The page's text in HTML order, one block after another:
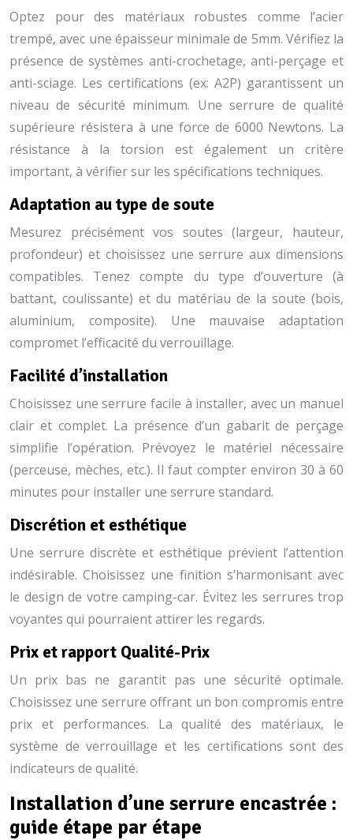
Optez pour des matériaux robustes comme l’acier
trempé, avec une épaisseur minimale de 5mm. Vérifiez la
présence de systèmes anti-crochetage, anti-perçage et
anti-sciage. Les certifications (ex: A2P) garantissent un
niveau de sécurité minimum. Une serrure de qualité
supérieure résistera à une force de 6000 Newtons. La
résistance à la torsion est également un critère
important, à vérifier sur les spécifications techniques.
Adaptation au type de soute
Mesurez précisément vos soutes (largeur, hauteur,
profondeur) et choisissez une serrure aux dimensions
compatibles. Tenez compte du type d’ouverture (à
battant, coulissante) et du matériau de la soute (bois,
aluminium, composite). Une mauvaise adaptation
compromet l’efficacité du verrouillage.
Facilité d’installation
Choisissez une serrure facile à installer, avec un manuel
clair et complet. La présence d’un gabarit de perçage
simplifie l’opération. Prévoyez le matériel nécessaire
(perceuse, mèches, etc.). Il faut compter environ 30 à 60
minutes pour installer une serrure standard.
Discrétion et esthétique
Une serrure discrète et esthétique prévient l’attention
indésirable. Choisissez une finition s’harmonisant avec
le design de votre camping-car. Évitez les serrures trop
voyantes qui pourraient attirer les regards.
Prix et rapport Qualité-Prix
Un prix bas ne garantit pas une sécurité optimale.
Choisissez une serrure offrant un bon compromis entre
prix et performances. La qualité des matériaux, le
système de verrouillage et les certifications sont des
indicateurs de qualité.
Installation d’une serrure encastrée :
guide étape par étape